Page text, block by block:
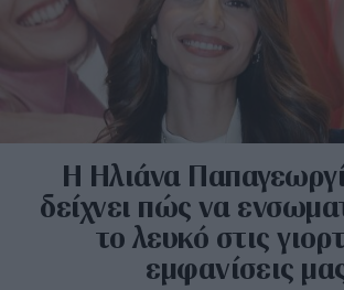
Η Ηλιάνα
δείχνει πώς να
το λευκό στις
εμφανίσεις